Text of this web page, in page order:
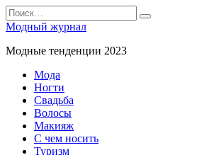
Перейти
к
содержанию
Search
for:
Модный журнал
Модные тенденции 2023
Мода
Ногти
Свадьба
Волосы
Макияж
С чем носить
Туризм